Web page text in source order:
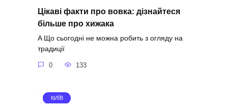
Цікаві факти про вовка: дізнайтеся
більше про хижака
A Що сьогодні не можна робить з огляду на
традиції
0 133
КИЇВ